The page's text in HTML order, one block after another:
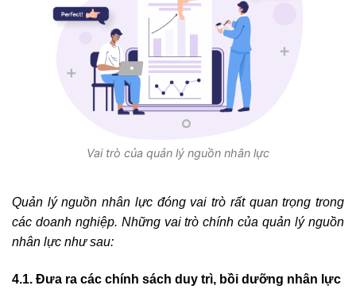
Vai trò của quản lý nguồn nhân lực
Quản lý nguồn nhân lực đóng vai trò rất quan trọng trong
các doanh nghiệp. Những vai trò chính của quản lý nguồn
nhân lực như sau:
4.1. Đưa ra các chính sách duy trì, bồi dưỡng nhân lực